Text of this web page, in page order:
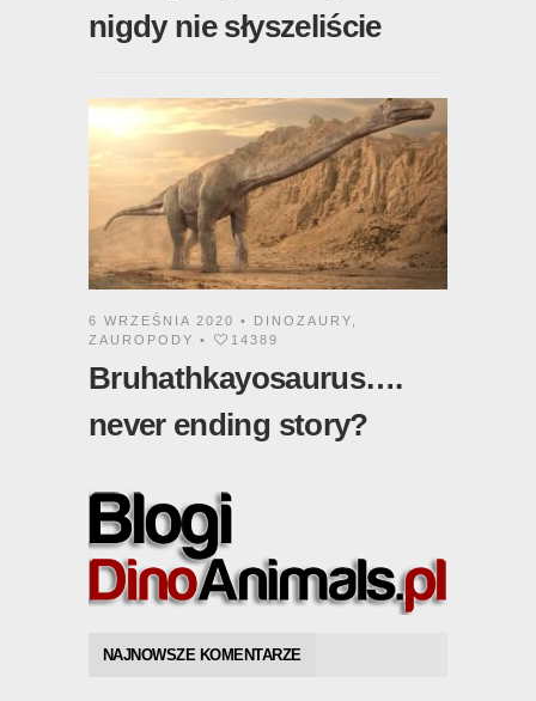
nigdy nie słyszeliście
6 WRZEŚNIA 2020 • DINOZAURY
ZAUROPODY • 14389
Bruhathkayosaurus….
never ending story?
NAJNOWSZE KOMENTARZE